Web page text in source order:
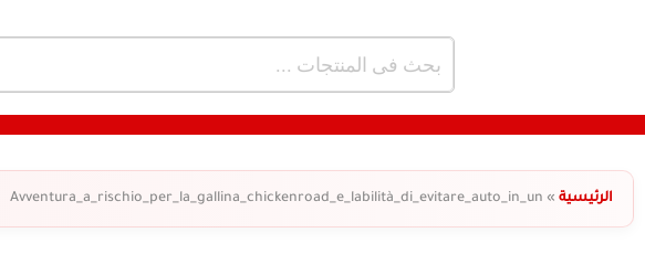
الرئيسية »
Avventura_a_rischio_per_la_gallina_chickenroad_e_labilità_di_evitare_auto_in_un